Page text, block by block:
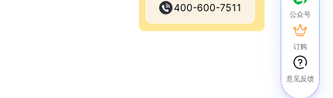
400-600-7511
公众号
订购
意见反馈